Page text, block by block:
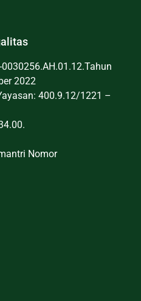
2022
400.9.12/1221 –
Nomor